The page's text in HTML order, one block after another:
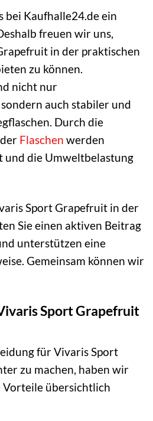
bei Kaufhalle24.de ein
freuen wir uns,
in der praktischen
zu können.
nicht nur
auch stabiler und
Durch die
Flaschen werden
und die Umweltbelastung
Sport Grapefruit in der
Sie einen aktiven Beitrag
unterstützen eine
Gemeinsam können wir
Sport Grapefruit
für Vivaris Sport
zu machen, haben wir
Vorteile übersichtlich